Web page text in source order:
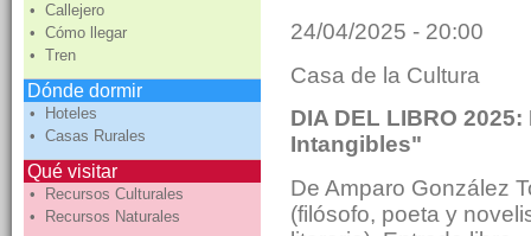
• Callejero
• Cómo llegar
• Tren
Dónde dormir
• Hoteles
• Casas Rurales
Qué visitar
• Recursos Culturales
• Recursos Naturales
24/04/2025 - 20:00
Casa de la Cultura
DIA DEL LIBRO
Intangibles"
De Amparo González
(filósofo, poeta y